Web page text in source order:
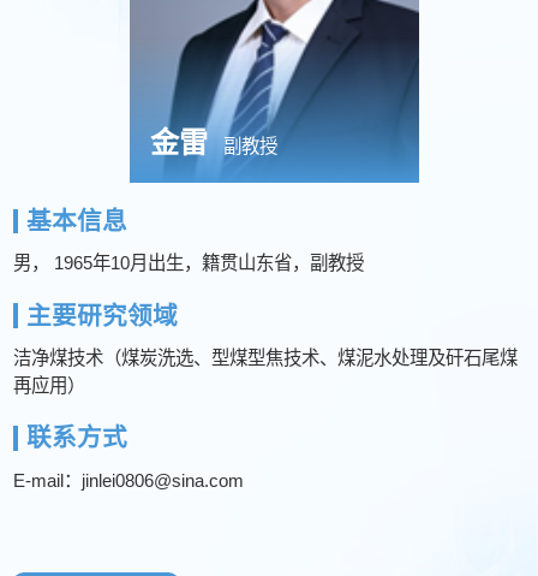
金雷 副教授
基本信息
男， 1965年10月出生，籍贯山东省，副教授
主要研究领域
洁净煤技术（煤炭洗选、型煤型焦技术、煤泥水处理及矸石尾煤
再应用）
联系方式
E-mail：jinlei0806@sina.com